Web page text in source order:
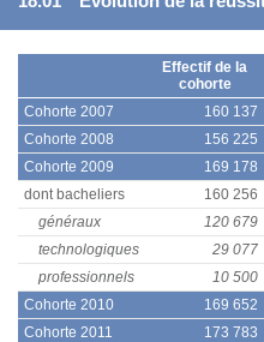
Effectif de la
cohorte
Cohorte 2007
160 137
Cohorte 2008
156 225
Cohorte 2009
169 178
dont bacheliers
160 256
généraux
120 679
technologiques
29 077
professionnels
10 500
Cohorte 2010
169 652
Cohorte 2011 173 783